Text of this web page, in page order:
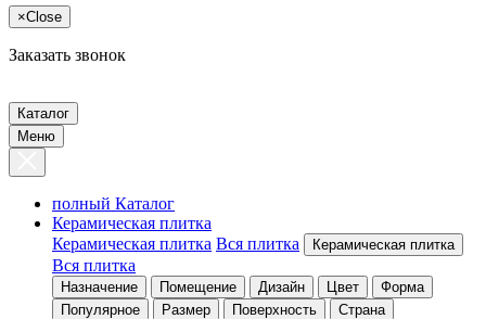
×Close
Заказать звонок
Каталог
Меню
полный Каталог
Керамическая плитка
Керамическая плитка Вся плитка Керамическая плитка
Вся плитка
Назначение Помещение Дизайн Цвет
Форма
Популярное
Размер Поверхность Страна